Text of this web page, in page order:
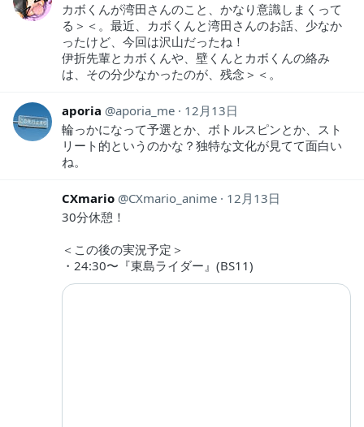
カボくんが湾田さんのこと、かなり意識しまくって
る＞＜。最近、カボくんと湾田さんのお話、少なか
ったけど、今回は沢山だったね！
伊折先輩とカボくんや、壁くんとカボくんの絡み
は、その分少なかったのが、残念＞＜。
aporia aporia_me
12月13日
輪っかになって予選とか、ボトルスピンとか、スト
リート的というのかな？独特な文化が見てて面白い
ね。
CXmario CXmario_anime
12月13日
30分休憩！
＜この後の実況予定＞
・24:30〜『東島ライダー』(BS11)